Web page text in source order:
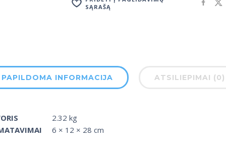
SĄRAŠĄ
PAPILDOMA INFORMACIJA ATSILIEPIMAI (0)
2.32 kg
6 × 12 × 28 cm